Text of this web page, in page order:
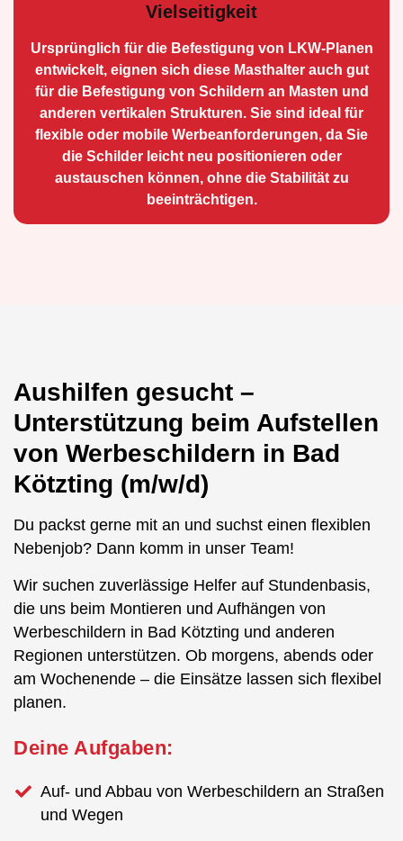
Vielseitigkeit
Ursprünglich für die Be­festigung von LKW-Planen
entwickelt, eignen sich diese Masthalter auch gut
für die Befestigung von Schildern an Masten und
anderen vertikalen Strukturen. Sie sind ideal für
flexible oder mobile Werbean­forderungen, da Sie
die Schilder leicht neu positio­nieren oder
austauschen können, ohne die Stabilität zu
beeinträchtigen.
Aushilfen gesucht –
Unterstützung beim Aufstellen
von Werbeschildern in Bad
Kötzting (m/w/d)
Du packst gerne mit an und suchst einen flexiblen
Nebenjob? Dann komm in unser Team!
Wir suchen zuverlässige Helfer auf Stundenbasis,
die uns beim Montieren und Aufhängen von
Werbeschildern in Bad Kötzting und anderen
Regionen unterstützen. Ob morgens, abends oder
am Wochenende – die Einsätze lassen sich flexibel
planen.
Deine Aufgaben:
Auf- und Abbau von Werbeschildern an Straßen
und Wegen